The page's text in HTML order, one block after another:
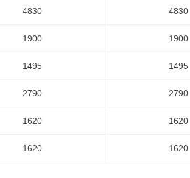
4830 4830
1900 1900
1495 1495
2790 2790
1620 1620
1620 1620